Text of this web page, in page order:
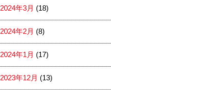
2024年3月 (18)
2024年2月 (8)
2024年1月 (17)
2023年12月 (13)